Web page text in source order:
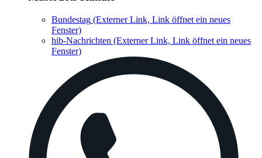
Bundestag (Externer Link, Link öffnet ein neues
Fenster)
hib-Nachrichten (Externer Link, Link öffnet ein neues
Fenster)